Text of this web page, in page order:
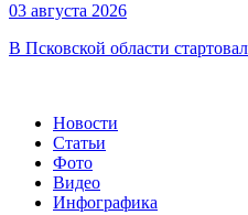
03 августа 2026
В Псковской области
Новости
Статьи
Фото
Видео
Инфографика